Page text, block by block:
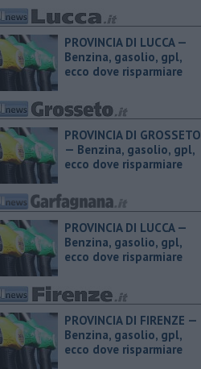
PROVINCIA DI LUCCA — ​
Benzina, gasolio, gpl,
ecco dove risparmiare
PROVINCIA DI GROSSETO
— ​Benzina, gasolio, gpl,
ecco dove risparmiare
PROVINCIA DI LUCCA — ​
Benzina, gasolio, gpl,
ecco dove risparmiare
PROVINCIA DI FIRENZE — ​
Benzina, gasolio, gpl,
ecco dove risparmiare